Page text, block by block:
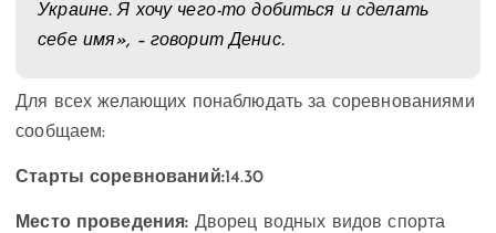
Украине. Я хочу чего-то добиться и сделать
себе имя», – говорит Денис.
Для всех желающих понаблюдать за соревнованиями
сообщаем:
Старты соревнований:14.30
Место проведения: Дворец водных видов спорта